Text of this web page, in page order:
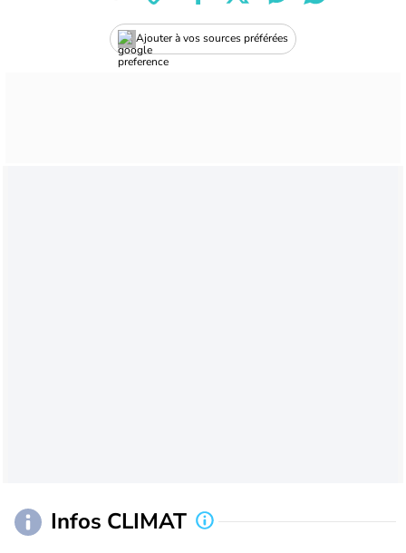
Ajouter à vos sources préférées
Infos CLIMAT